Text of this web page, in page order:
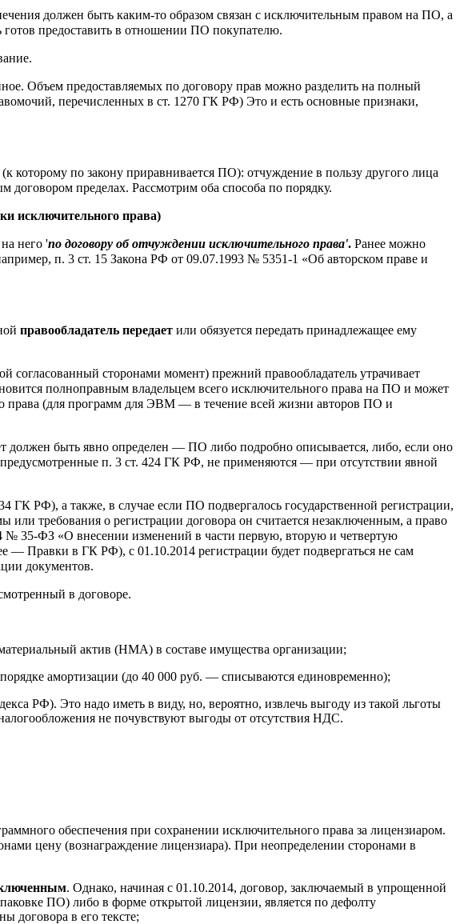
должен быть каким-то образом связан с исключительным правом на ПО, а
готов предоставить в отношении ПО покупателю.
Объем предоставляемых по договору прав можно разделить на полный
перечисленных в ст. 1270 ГК РФ) Это и есть основные признаки,
по закону приравнивается ПО): отчуждение в пользу другого лица
пределах. Рассмотрим оба способа по порядку.
исключительного права)
него 'по договору об отчуждении исключительного права'. Ранее можно
п. 3 ст. 15 Закона РФ от 09.07.1993 № 5351-1 «Об авторском праве и
правообладатель передает или обязуется передать принадлежащее ему
сторонами момент) прежний правообладатель утрачивает
полноправным владельцем всего исключительного права на ПО и может
права (для программ для ЭВМ — в течение всей жизни авторов ПО и
должен быть явно определен — ПО либо подробно описывается, либо, если оно
п. 3 ст. 424 ГК РФ, не применяются — при отсутствии явной
ГК РФ), а также, в случае если ПО подвергалось государственной регистрации,
требования о регистрации договора он считается незаключенным, а право
№ 35-ФЗ «О внесении изменений в части первую, вторую и четвертую
— Правки в ГК РФ), с 01.10.2014 регистрации будет подвергаться не сам
документов.
в договоре.
актив (НМА) в составе имущества организации;
амортизации (до 40 000 руб. — списываются единовременно);
РФ). Это надо иметь в виду, но, вероятно, извлечь выгоду из такой льготы
не почувствуют выгоды от отсутствия НДС.
обеспечения при сохранении исключительного права за лицензиаром.
цену (вознаграждение лицензиара). При неопределении сторонами в
. Однако, начиная с 01.10.2014, договор, заключаемый в упрощенной
ПО) либо в форме открытой лицензии, является по дефолту
договора в его тексте;